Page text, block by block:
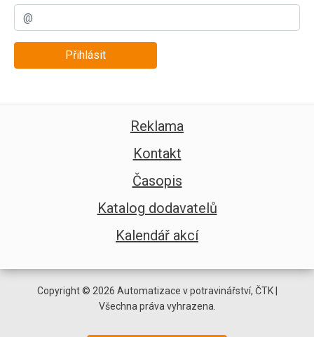
Přihlásit
Reklama
Kontakt
Časopis
Katalog dodavatelů
Kalendář akcí
Copyright © 2026 Automatizace v potravinářství, ČTK |
Všechna práva vyhrazena.